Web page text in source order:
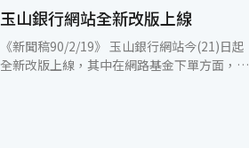
玉山銀行網站全新改版上線
《新聞稿90/2/19》 玉山銀行網站今(21)日起
全新改版上線，其中在網路基金下單方面，首